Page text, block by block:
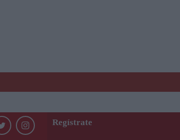
Regístrate